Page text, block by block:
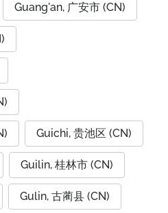
Guang'an, 广安市 (CN)
Guichi, 贵池区 (CN)
Guilin, 桂林市 (CN)
Gulin, 古蔺县 (CN)